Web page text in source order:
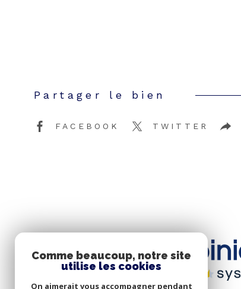
Partager le bien
FACEBOOK TWITTER
Comme beaucoup, notre site
utilise les cookies
On aimerait vous accompagner pendant